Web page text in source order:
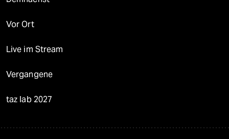
Vor Ort
Live im Stream
Vergangene
taz lab 2027